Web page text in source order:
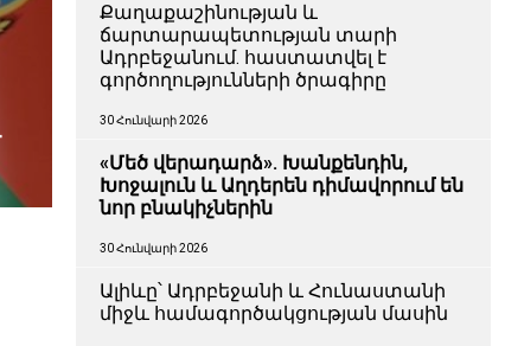
Քաղաքաշինության և
ճարտարապետության տարի
Ադրբեջանում. հաստատվել է
գործողությունների ծրագիրը
30 Հունվարի 2026
«Մեծ վերադարձ». Խանքենդին,
Խոջալուն և Աղդերեն դիմավորում են
նոր բնակիչներին
30 Հունվարի 2026
Ալիևը՝ Ադրբեջանի և Հունաստանի
միջև համագործակցության մասին